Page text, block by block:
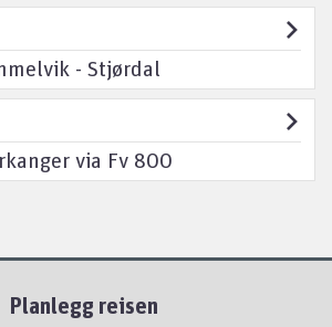
- Stjørdal
via Fv 800
Planlegg reisen